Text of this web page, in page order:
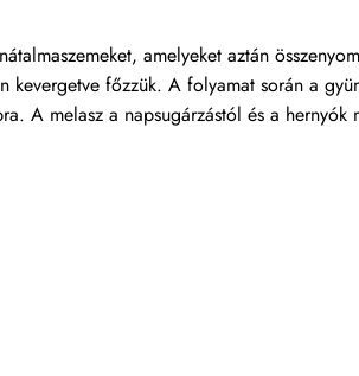
amelyeket aztán
kevergetve főzzük. A folyamat során a
A melasz a napsugárzástól és a hernyók